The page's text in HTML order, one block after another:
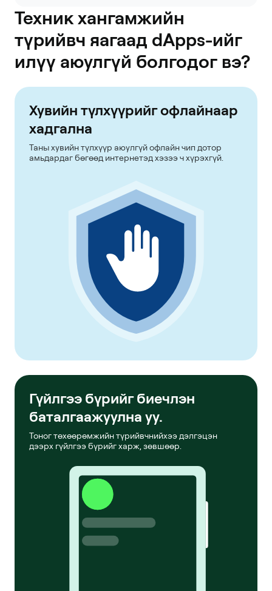
Техник хангамжийн
түрийвч яагаад dApps-ийг
илүү аюулгүй болгодог вэ?
Хувийн түлхүүрийг офлайнаар
хадгална
Таны хувийн түлхүүр аюулгүй офлайн чип дотор
амьдардаг бөгөөд интернетэд хэзээ ч хүрэхгүй.
Гүйлгээ бүрийг биечлэн
баталгаажуулна уу.
Тоног төхөөрөмжийн түрийвчнийхээ дэлгэцэн
дээрх гүйлгээ бүрийг харж, зөвшөөр.